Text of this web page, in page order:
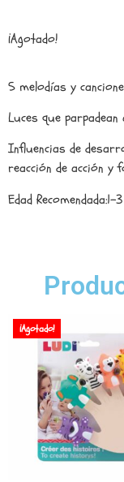
¡Agotado!
5 melodías y
Luces que
Influencias de
reacción de acción y
Edad Recomendada:1-
¡Agotado!